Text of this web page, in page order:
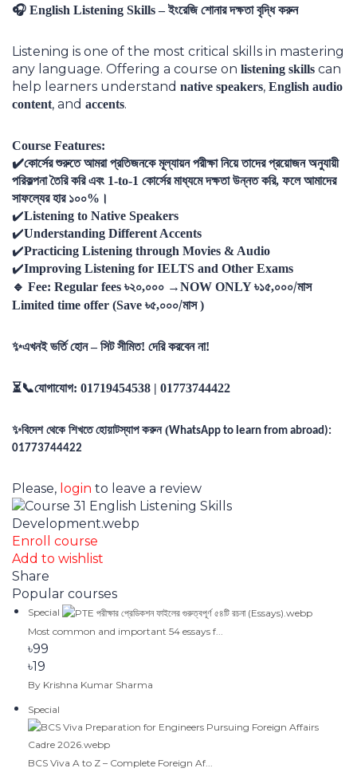
🎧 English Listening Skills –ইংরেজি শোনার দক্ষতা বৃদ্ধি করুন
Listening is one of the most critical skills in mastering
any language. Offering a course on listening skills can
help learners understand native speakers, English audio
content, and accents.
Course Features:
✔️কোর্সের শুরুতে আমরা প্রতিজনকে মূল্যায়ন পরীক্ষা নিয়ে তাদের প্রয়োজন অনুযায়ী
পরিকল্পনা তৈরি করি এবং 1-to-1 কোর্সের মাধ্যমে দক্ষতা উন্নত করি, ফলে আমাদের
সাফল্যের হার ১০০%।
✔️Listening to Native Speakers
✔️Understanding Different Accents
✔️Practicing Listening through Movies & Audio
✔️Improving Listening for IELTS and Other Exams
🔹 Fee: Regular fees ৳২০,০০০ →NOW ONLY৳১৫,০০০/মাস
Limited time offer (Save ৳৫,০০০/মাস)
✨এখনই ভর্তি হোন – সিট সীমিত! দেরি করবেন না!
⏳📞যোগাযোগ: 01719454538 | 01773744422
✨বিদেশ থেকে শিখতে হোয়াটস্যাপ করুন (WhatsApp to learn from abroad):
01773744422
Please, login to leave a review
Enroll course
Add to wishlist
Share
Popular courses
Special
Most common and important 54 essays f...
৳99
৳19
By Krishna Kumar Sharma
Special
BCS Viva A to Z – Complete Foreign Af...